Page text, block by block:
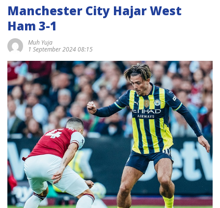
Manchester City Hajar West
Ham 3-1
Muh Yuja
1 September 2024 08:15